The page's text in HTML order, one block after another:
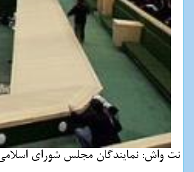
نت واش: نمایندگان مجلس شورای